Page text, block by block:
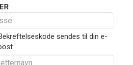
sendes til din e-